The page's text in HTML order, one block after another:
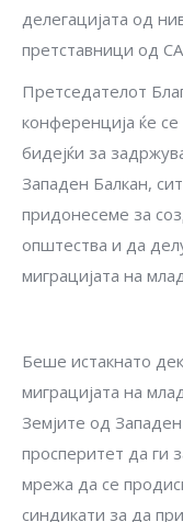
делегацијата од
претставници од
Претседателот
конференција ќе
бидејќи за
Западен Балкан,
придонесеме за
општества и да
миграцијата на
Беше истакнато
миграцијата на
Земјите од
просперитет да ги
мрежа да се
синдикати за да